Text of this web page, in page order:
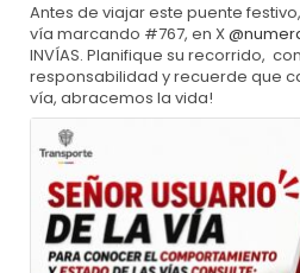
Antes de viajar este puente
vía marcando #767, en X
INVÍAS. Planifique su recorrido,
responsabilidad y recuerde que
vía, abracemos la vida!